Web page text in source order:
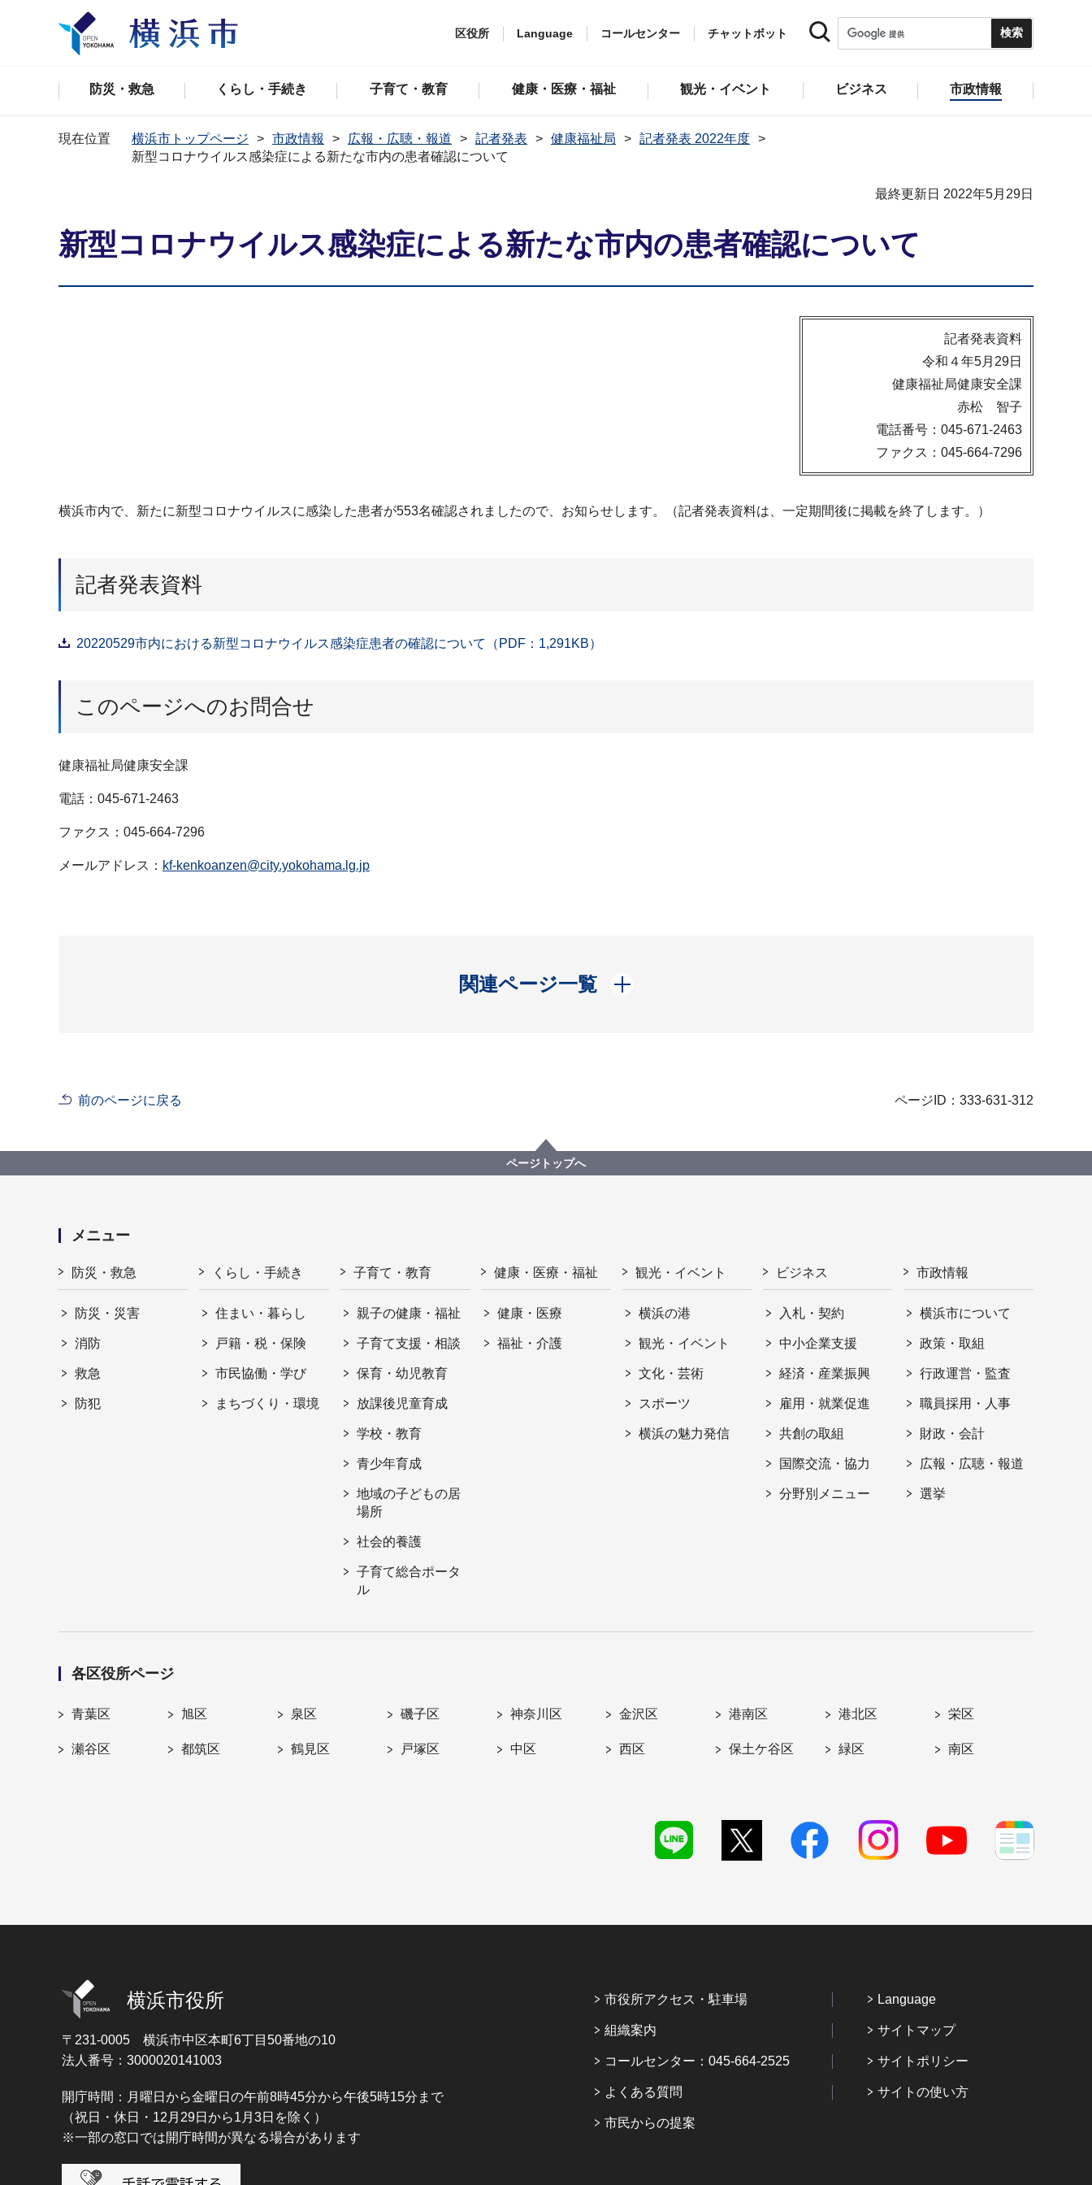
区役所 Language コールセンター チャットボット
防災・救急 くらし・手続き 子育て・教育 健康・医療・福祉 観光・イベント ビジネス 市政情報
現在位置 横浜市トップページ 市政情報 広報・広聴・報道 記者発表 健康福祉局
記者発表 2022年度
新型コロナウイルス感染症による新たな市内の患者確認について
最終更新日 2022年5月29日
新型コロナウイルス感染症による新たな市内の患者確認について
記者発表資料
令和４年5月29日
健康福祉局健康安全課
赤松 智子
電話番号：045-671-2463
ファクス：045-664-7296
横浜市内で、新たに新型コロナウイルスに感染した患者が553名確認されましたので、お知らせします。（記者発表資料は、一定期間後に掲載を終了します。）
記者発表資料
20220529市内における新型コロナウイルス感染症患者の確認について（PDF：1,291KB）
このページへのお問合せ
健康福祉局健康安全課
電話：045-671-2463
ファクス：045-664-7296
メールアドレス： kf-kenkoanzen@city.yokohama.lg.jp
関連ページ一覧
開く
前のページに戻る ページID：333-631-312
ページトップへ
メニュー
防災・救急
防災・災害
消防
救急
防犯
くらし・手続き
住まい・暮らし
戸籍・税・保険
市民協働・学び
まちづくり・環境
子育て・教育
親子の健康・福祉
子育て支援・相談
保育・幼児教育
放課後児童育成
学校・教育
青少年育成
地域の子どもの居
場所
社会的養護
子育て総合ポータ
ル
健康・医療・福祉
健康・医療
福祉・介護
観光・イベント
横浜の港
観光・イベント
文化・芸術
スポーツ
横浜の魅力発信
ビジネス
入札・契約
中小企業支援
経済・産業振興
雇用・就業促進
共創の取組
国際交流・協力
分野別メニュー
市政情報
横浜市について
政策・取組
行政運営・監査
職員採用・人事
財政・会計
広報・広聴・報道
選挙
各区役所ページ
青葉区 旭区 泉区 磯子区 神奈川区 金沢区 港南区 港北区 栄区
瀬谷区 都筑区 鶴見区 戸塚区 中区 西区 保土ケ谷区 緑区 南区
横浜市役所
〒231-0005 横浜市中区本町6丁目50番地の10
法人番号：3000020141003
開庁時間：月曜日から金曜日の午前8時45分から午後5時15分まで
（祝日・休日・12月29日から1月3日を除く）
※一部の窓口では開庁時間が異なる場合があります
市役所アクセス・駐車場
組織案内
コールセンター：045-664-2525
よくある質問
市民からの提案
Language
サイトマップ
サイトポリシー
サイトの使い方